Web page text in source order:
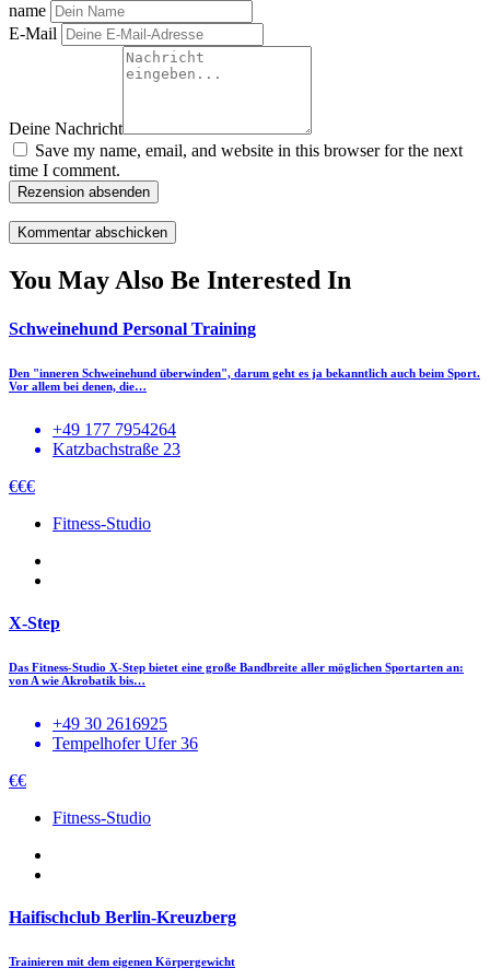
name
E-Mail
Deine Nachricht
Save my name, email, and website in this browser for the next
time I comment.
Rezension absenden
You May Also Be Interested In
Schweinehund Personal Training
Den "inneren Schweinehund überwinden", darum geht es ja bekanntlich auch beim Sport.
Vor allem bei denen, die…
+49 177 7954264
Katzbachstraße 23
€€€
Fitness-Studio
X-Step
Das Fitness-Studio X-Step bietet eine große Bandbreite aller möglichen Sportarten an:
von A wie Akrobatik bis…
+49 30 2616925
Tempelhofer Ufer 36
€€
Fitness-Studio
Haifischclub Berlin-Kreuzberg
Trainieren mit dem eigenen Körpergewicht